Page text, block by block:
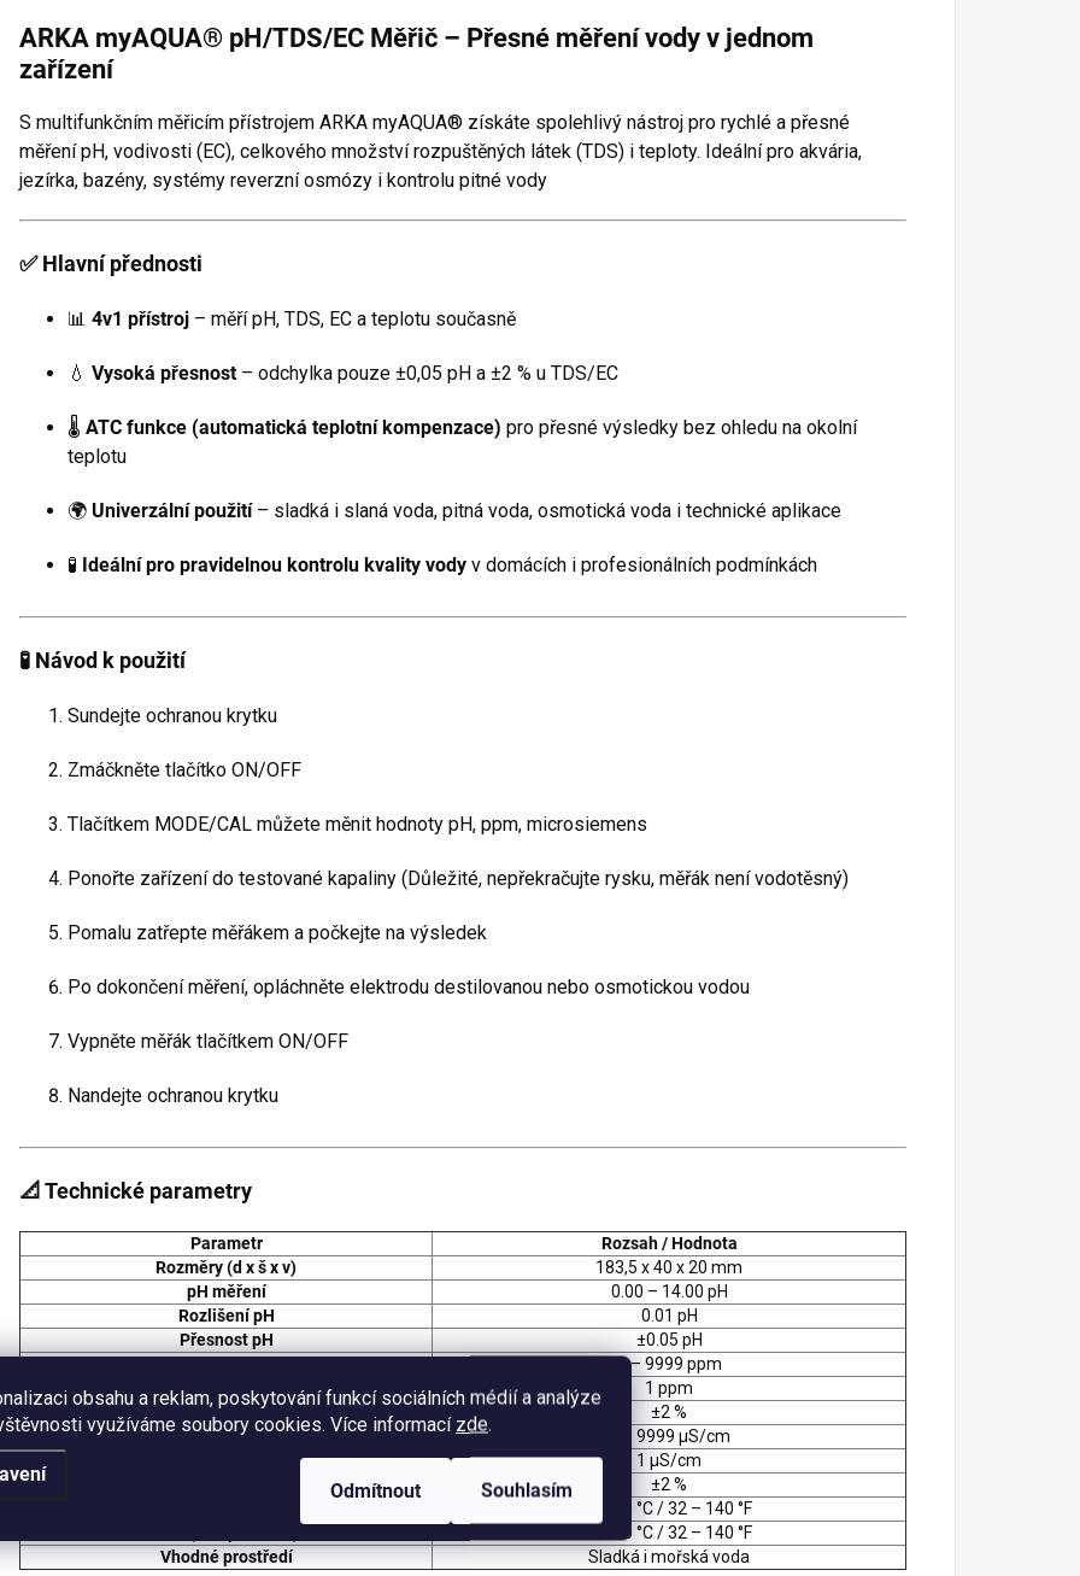
obsahu a reklam, poskytování funkcí sociálních médií a analýze
využíváme soubory cookies. Více informací zde.
Odmítnout Souhlasím
ARKA myAQUA® pH/TDS/EC Měřič – Přesné měření vody v jednom
zařízení
S multifunkčním měřicím přístrojem ARKA myAQUA® získáte spolehlivý nástroj pro rychlé a přesné
měření pH, vodivosti (EC), celkového množství rozpuštěných látek (TDS) i teploty. Ideální pro akvária,
jezírka, bazény, systémy reverzní osmózy i kontrolu pitné vody
✅ Hlavní přednosti
📊 4v1 přístroj – měří pH, TDS, EC a teplotu současně
💧 Vysoká přesnost– odchylka pouze ±0,05 pH a ±2 % u TDS/EC
🌡️ ATC funkce (automatická teplotní kompenzace) pro přesné výsledky bez ohledu na okolní
teplotu
🌍 Univerzální použití– sladká i slaná voda, pitná voda, osmotická voda i technické aplikace
🧪 Ideální pro pravidelnou kontrolu kvality vody v domácích i profesionálních podmínkách
🧪 Návod k použití
Sundejte ochranou krytku
Zmáčkněte tlačítko ON/OFF
Tlačítkem MODE/CAL můžete měnit hodnoty pH, ppm, microsiemens
Ponořte zařízení do testované kapaliny (Důležité, nepřekračujte rysku, měřák není vodotěsný)
Pomalu zatřepte měřákem a počkejte na výsledek
Po dokončení měření, opláchněte elektrodu destilovanou nebo osmotickou vodou
Vypněte měřák tlačítkem ON/OFF
Nandejte ochranou krytku
📐 Technické parametry
Parametr
Rozsah / Hodnota
Rozměry (d x š x v)
183,5 x 40 x 20 mm
pH měření
0.00 – 14.00 pH
Rozlišení pH
0.01 pH
Přesnost pH
±0.05 pH
0 – 9999 ppm
Rozlišení TDS
1 ppm
Přesnost TDS
±2 %
EC
0 – 9999 µS/cm
1 µS/cm
±2 %
0 – 60 °C / 32 – 140 °F
0 – 60 °C / 32 – 140 °F
Vhodné prostředí
Sladká i mořská voda